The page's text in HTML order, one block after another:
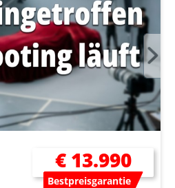
€ 13.990
Bestpreisgarantie